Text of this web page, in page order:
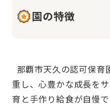
園の特徴
重し、心豊かな成長を